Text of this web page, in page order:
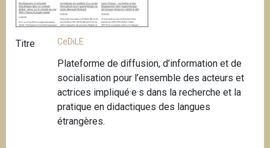
Titre CeDiLE
Plateforme de diffusion, d’information et de
socialisation pour l’ensemble des acteurs et
actrices impliqué·e·s dans la recherche et la
pratique en didactiques des langues
étrangères.